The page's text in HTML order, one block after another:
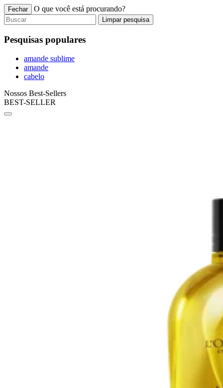
Fechar O que você está procurando?
Limpar pesquisa
Pesquisas populares
amande sublime
amande
cabelo
Nossos Best-Sellers
BEST-SELLER